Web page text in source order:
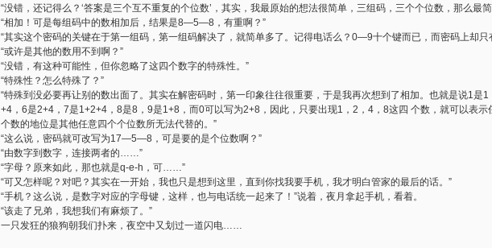
“没错，还记得么？‘答案是三个互不重复的个位数’，其实，我最原始的想法很简单，三组码，三个个位数，那么
“相加！可是每组码中的数相加后，结果是8—5—8，有重啊？”
“其实这个密码的关键在于第一组码，第一组码解决了，就简单多了。记得电话么？0—9十个键而已，而密码上却只
“或许是其他的数用不到啊？”
“没错，有这种可能性，但你忽略了这四个数字的特殊性。”
“特殊性？怎么特殊了？”
“特殊到没必要再让别的数出面了。其实在解密码时，第一印象往往很重要，于是我再次想到了相加。也就是说1是
+4，6是2+4，7是1+2+4，8是8，9是1+8，而0可以写为2+8，因此，只要出现1，2，4，8这四 个数，就可以表示
个数的地位是其他任意四个个位数所无法代替的。”
“这么说，密码就可改写为17—5—8，可是要的是个位数啊？”
“由数字到数字，连接两者的……”
“字母？原来如此，那也就是q-e-h，可……”
“可又怎样呢？对吧？其实在一开始，我也只是想到这里，直到你找我要手机，我才明白管家的最后的话。”
“手机？这么说，是数字对应的字母键，这样，也与电话统一起来了！”说着，夜月拿起手机，看着。
“该走了兄弟，我想我们有麻烦了。”
一只发狂的狼狗朝我们扑来，夜空中又划过一道闪电……